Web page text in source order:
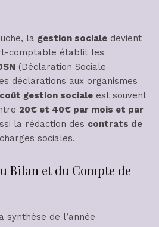
la gestion sociale devient
comptable établit les
(Déclaration Sociale
déclarations aux organismes
coût gestion sociale est souvent
20€ et 40€ par mois et par
la rédaction des contrats de
sociales.
Bilan et du Compte de
synthèse de l’année